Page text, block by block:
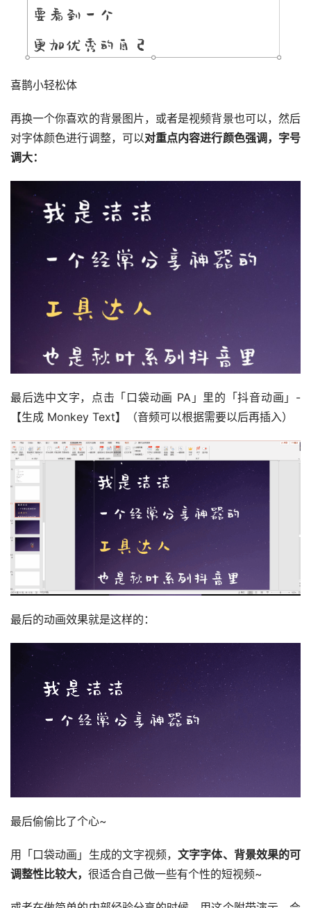
喜鹊小轻松体
再换一个你喜欢的背景图片，或者是视频背景也可以，然后
对字体颜色进行调整，可以对重点内容进行颜色强调，字号
调大：
最后选中文字，点击「口袋动画 PA」里的「抖音动画」-
【生成 Monkey Text】（音频可以根据需要以后再插入）
最后的动画效果就是这样的：
最后偷偷比了个心~
用「口袋动画」生成的文字视频，文字字体、背景效果的可
调整性比较大， 很适合自己做一些有个性的短视频~